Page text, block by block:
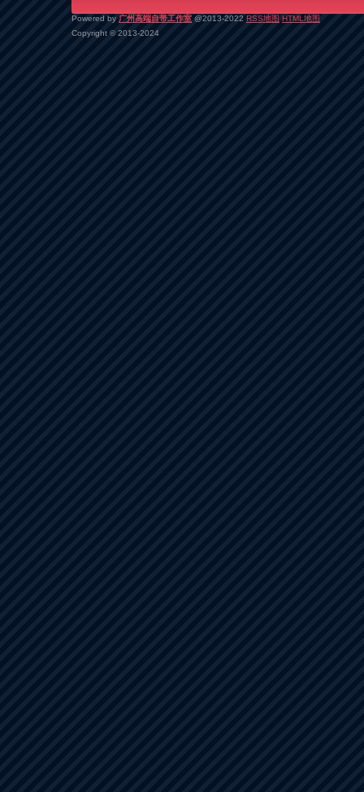
Powered by 广州高端自带工作室 @2013-2022 RSS地图 HTML地图
Copyright © 2013-2024